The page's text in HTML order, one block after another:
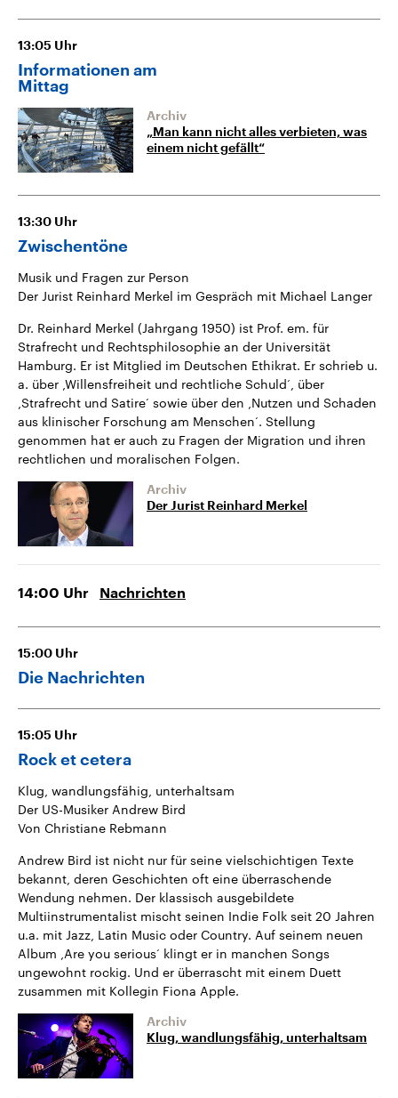
13:05 Uhr
Informationen am
Mittag
Archiv
„Man kann nicht alles verbieten, was
einem nicht gefällt“
13:30 Uhr
Zwischentöne
Musik und Fragen zur Person
Der Jurist Reinhard Merkel im Gespräch mit Michael Langer
Dr. Reinhard Merkel (Jahrgang 1950) ist Prof. em. für
Strafrecht und Rechtsphilosophie an der Universität
Hamburg. Er ist Mitglied im Deutschen Ethikrat. Er schrieb u.
a. über ‚Willensfreiheit und rechtliche Schuld‘, über
‚Strafrecht und Satire‘ sowie über den ‚Nutzen und Schaden
aus klinischer Forschung am Menschen‘. Stellung
genommen hat er auch zu Fragen der Migration und ihren
rechtlichen und moralischen Folgen.
Archiv
Der Jurist Reinhard Merkel
14:00 Uhr Nachrichten
15:00 Uhr
Die Nachrichten
15:05 Uhr
Rock et cetera
Klug, wandlungsfähig, unterhaltsam
Der US-Musiker Andrew Bird
Von Christiane Rebmann
Andrew Bird ist nicht nur für seine vielschichtigen Texte
bekannt, deren Geschichten oft eine überraschende
Wendung nehmen. Der klassisch ausgebildete
Multiinstrumentalist mischt seinen Indie Folk seit 20 Jahren
u.a. mit Jazz, Latin Music oder Country. Auf seinem neuen
Album ‚Are you serious‘ klingt er in manchen Songs
ungewohnt rockig. Und er überrascht mit einem Duett
zusammen mit Kollegin Fiona Apple.
Archiv
Klug, wandlungsfähig, unterhaltsam